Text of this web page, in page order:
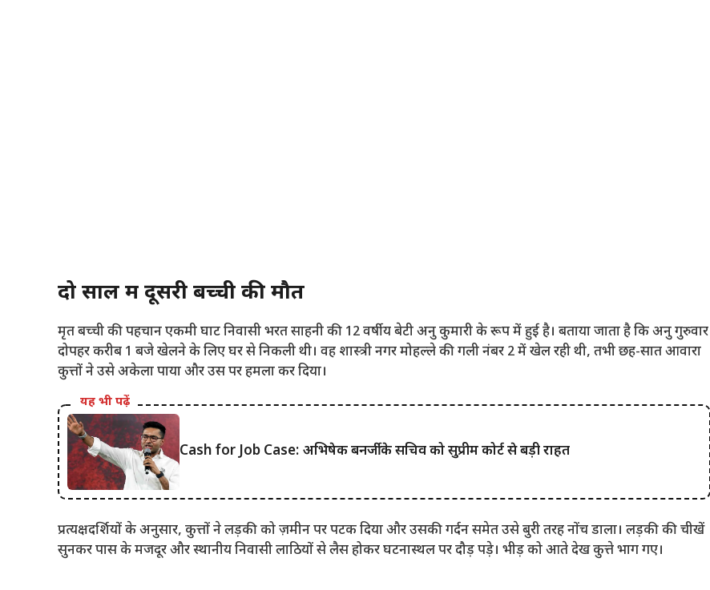
दो साल में दूसरी बच्ची की मौत
मृत बच्ची की पहचान एकमी घाट निवासी भरत साहनी की 12 वर्षीय बेटी अनु कुमारी के रूप में हुई है। बताया जाता है कि अनु गुरुवार
दोपहर करीब 1 बजे खेलने के लिए घर से निकली थी। वह शास्त्री नगर मोहल्ले की गली नंबर 2 में खेल रही थी, तभी छह-सात आवारा
कुत्तों ने उसे अकेला पाया और उस पर हमला कर दिया।
यह भी पढ़ें
Cash for Job Case: अभिषेक बनर्जी के सचिव को सुप्रीम कोर्ट से बड़ी राहत
प्रत्यक्षदर्शियों के अनुसार, कुत्तों ने लड़की को ज़मीन पर पटक दिया और उसकी गर्दन समेत उसे बुरी तरह नोंच डाला। लड़की की चीखें
सुनकर पास के मजदूर और स्थानीय निवासी लाठियों से लैस होकर घटनास्थल पर दौड़ पड़े। भीड़ को आते देख कुत्ते भाग गए।